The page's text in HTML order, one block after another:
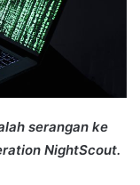
serangan ke
NightScout.